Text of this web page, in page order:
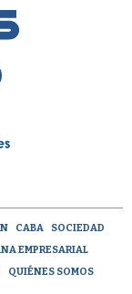
CABA
SOCIEDAD
EMPRESARIAL
QUIÉNES SOMOS